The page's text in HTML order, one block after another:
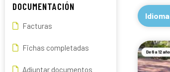
DOCUMENTACIÓN
Facturas
Fichas completadas
Adjuntar documentos
Idioma